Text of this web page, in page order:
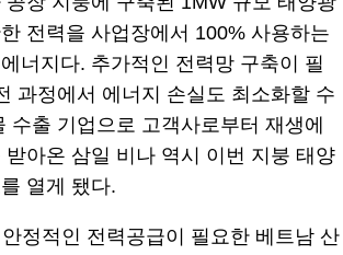
전력을 사업장에서 100% 사용하는
너지다. 추가적인 전력망 구축이 필
과정에서 에너지 손실도 최소화할 수
수출 기업으로 고객사로부터 재생에
받아온 삼일 비나 역시 이번 지붕 태양
열게 됐다.
정적인 전력공급이 필요한 베트남 산